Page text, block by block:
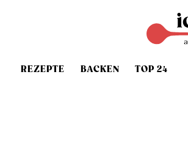
REZEPTE BACKEN TOP 24